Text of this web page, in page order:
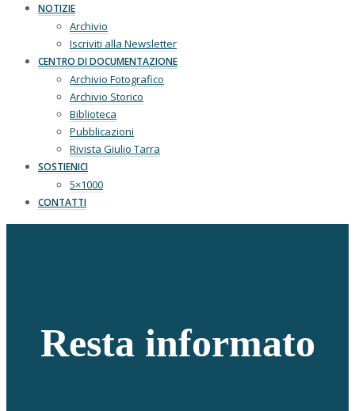
NOTIZIE
Archivio
Iscriviti alla Newsletter
CENTRO DI DOCUMENTAZIONE
Archivio Fotografico
Archivio Storico
Biblioteca
Pubblicazioni
Rivista Giulio Tarra
SOSTIENICI
5×1000
CONTATTI
Resta informato